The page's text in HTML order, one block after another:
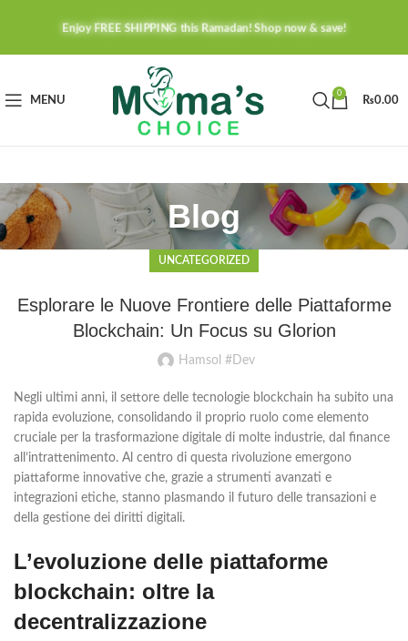
Enjoy FREE SHIPPING this Ramadan! Shop now & save!
MENU
0
₨0.00
Blog
UNCATEGORIZED
Esplorare le Nuove Frontiere delle Piattaforme
Blockchain: Un Focus su Glorion
Hamsol #Dev
Negli ultimi anni, il settore delle tecnologie blockchain ha subito una
rapida evoluzione, consolidando il proprio ruolo come elemento
cruciale per la trasformazione digitale di molte industrie, dal finance
all’intrattenimento. Al centro di questa rivoluzione emergono
piattaforme innovative che, grazie a strumenti avanzati e
integrazioni etiche, stanno plasmando il futuro delle transazioni e
della gestione dei diritti digitali.
L’evoluzione delle piattaforme
blockchain: oltre la
decentralizzazione